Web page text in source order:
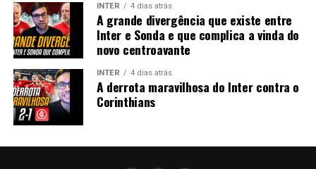
INTER 4 dias atrás
A grande divergência que existe entre
Inter e Sonda e que complica a vinda do
novo centroavante
INTER 4 dias atrás
A derrota maravilhosa do Inter contra o
Corinthians